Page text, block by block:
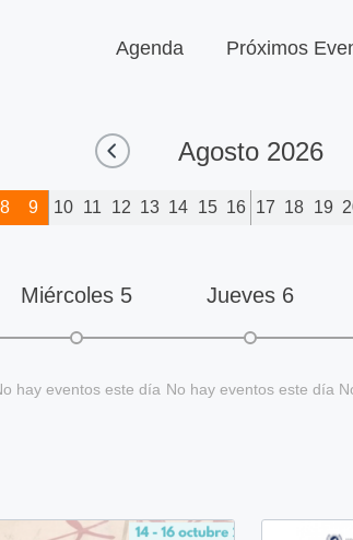
Agenda Próximos
Agosto 2026
8 9 10 11 12 13 14 15 16 17 18 19
Miércoles 5
hay eventos este día
Jueves 6
No hay eventos este día